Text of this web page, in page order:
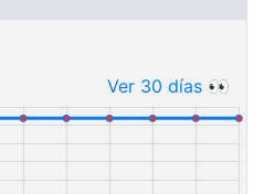
Ver 30 días 👀